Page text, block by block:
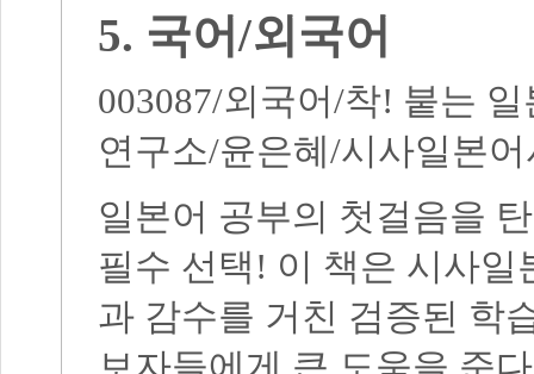
5. 국어 /외국어
003087/외국어 /착! 붙는
연구소/윤은혜 /시사일본어
일본어 공부의 첫걸음을
필수 선택 ! 이 책은 시사일
과 감수를 거친 검증된 학